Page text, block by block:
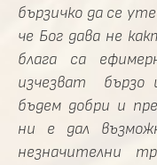
бързичко да се
че Бог дава не
блага са
изчезват бързо
бъдем добри и
ни е дал
незначителни